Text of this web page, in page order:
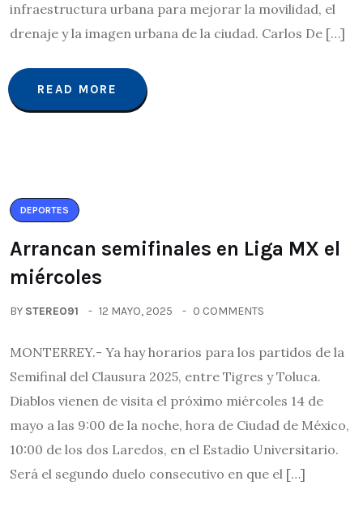
infraestructura urbana para mejorar la movilidad, el
drenaje y la imagen urbana de la ciudad. Carlos De […]
READ MORE
DEPORTES
Arrancan semifinales en Liga MX el
miércoles
BY STEREO91 12 MAYO, 2025 0 COMMENTS
MONTERREY.- Ya hay horarios para los partidos de la
Semifinal del Clausura 2025, entre Tigres y Toluca.
Diablos vienen de visita el próximo miércoles 14 de
mayo a las 9:00 de la noche, hora de Ciudad de México,
10:00 de los dos Laredos, en el Estadio Universitario.
Será el segundo duelo consecutivo en que el […]